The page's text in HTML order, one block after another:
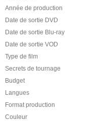
Année de production
Date de sortie DVD
Date de sortie Blu-ray
Date de sortie VOD
Type de film
Secrets de tournage
Budget
Langues
Format production
Couleur